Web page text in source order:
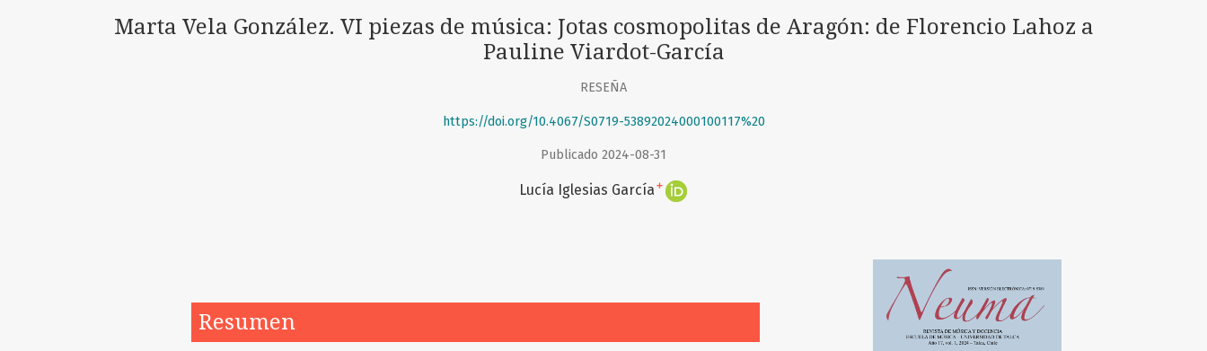
Marta Vela González. VI piezas de música: Jotas cosmopolitas de Aragón: de Florencio Lahoz a
Pauline Viardot-García
RESEÑA
https://doi.org/10.4067/S0719-53892024000100117%20
Publicado 2024-08-31
Lucía Iglesias García +
Resumen